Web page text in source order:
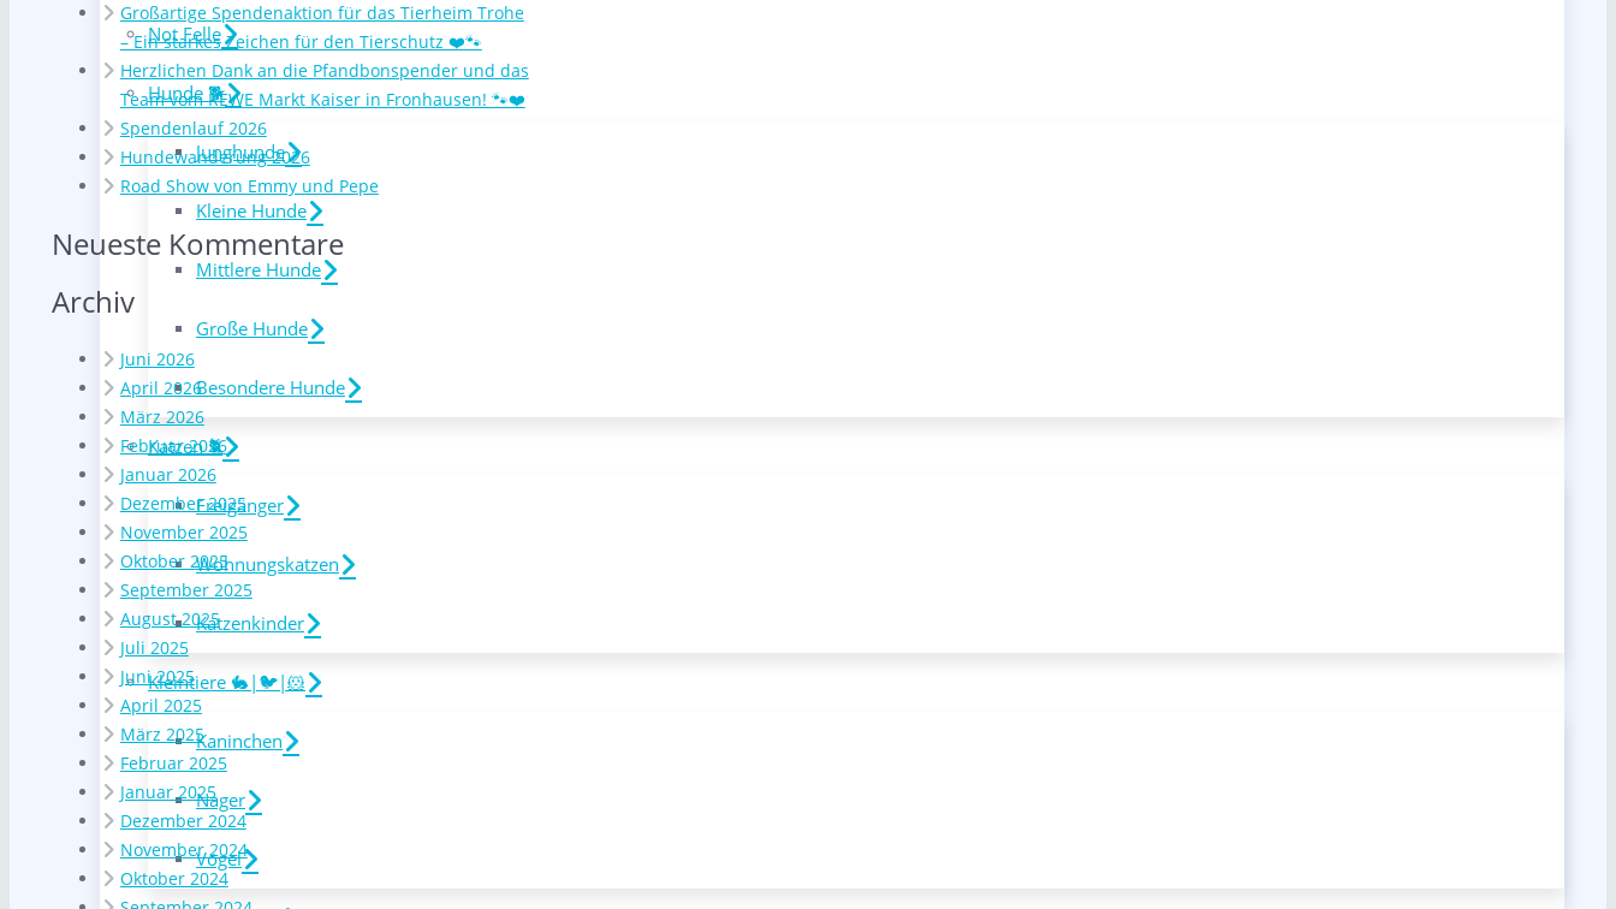
Not Felle
Hunde 🐕
Junghunde
Kleine Hunde
Mittlere Hunde
Große Hunde
Besondere Hunde
Katzen 🐈
Freigänger
Wohnungskatzen
Katzenkinder
Kleintiere 🐇|🐦|🐹
Kaninchen
Nager
Vögel
Großartige Spendenaktion für das Tierheim Trohe
– Ein starkes Zeichen für den Tierschutz ❤️🐾
Herzlichen Dank an die Pfandbonspender und das
Team vom REWE Markt Kaiser in Fronhausen! 🐾❤️
Spendenlauf 2026
Hundewanderung 2026
Road Show von Emmy und Pepe
Neueste Kommentare
Archiv
Juni 2026
April 2026
März 2026
Februar 2026
Januar 2026
Dezember 2025
November 2025
Oktober 2025
September 2025
August 2025
Juli 2025
Juni 2025
April 2025
März 2025
Februar 2025
Januar 2025
Dezember 2024
November 2024
Oktober 2024